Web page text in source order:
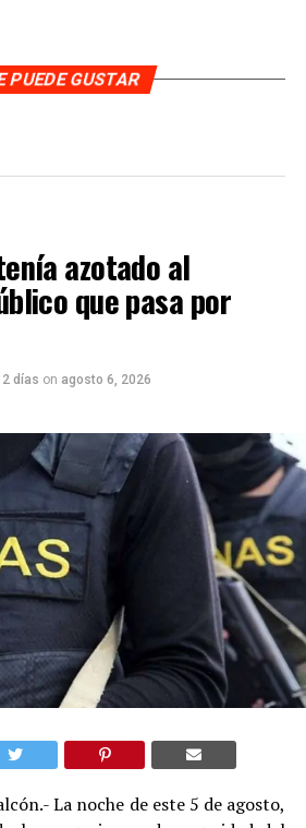
PUEDE GUSTAR
azotado al
que pasa por
días on agosto 6, 2026
La noche de este 5 de agosto,